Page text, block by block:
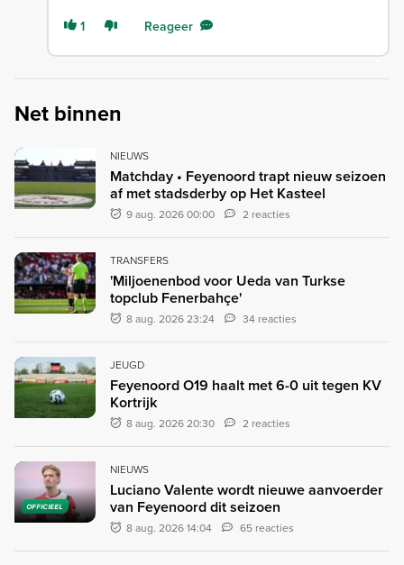
1 Reageer
Net binnen
NIEUWS
Matchday • Feyenoord trapt nieuw seizoen
af met stadsderby op Het Kasteel
9 aug. 2026 00:00 2 reacties
TRANSFERS
'Miljoenenbod voor Ueda van Turkse
topclub Fenerbahçe'
8 aug. 2026 23:24 34 reacties
JEUGD
Feyenoord O19 haalt met 6-0 uit tegen KV
Kortrijk
8 aug. 2026 20:30 2 reacties
OFFICIEEL
NIEUWS
Luciano Valente wordt nieuwe aanvoerder
van Feyenoord dit seizoen
8 aug. 2026 14:04 65 reacties